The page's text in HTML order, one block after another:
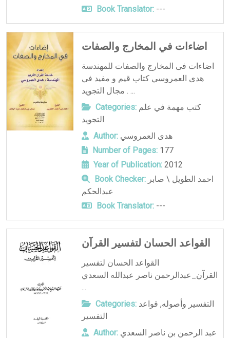
Book Translator:---
اضاءات في المخارج والصفات
اضاءات فى المخارج والصفات للمهندسة
هدى العمروسي كتاب قيم و مفيد في
مجال التجويد . ...
Categories: كتب مهمة في علم
التجويد
Author: هدى العمروسي
Number of Pages:177
Year of Publication:2012
Book Checker:احمد الطويل \ صابر
عبدالحكم
Book Translator:---
القواعد الحسان لتفسير القرآن
القواعد الحسان لتفسير
القرآن_عبدالرحمن ناصر عبدالله السعدي
...
Categories:
التفسير وأصوله, قواعد
التفسير
Author: عبد الرحمن بن ناصر السعدي